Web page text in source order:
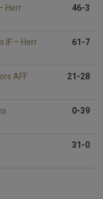
Herr 46-3
IF – Herr 61-7
AFF 21-28
0-39
31-0